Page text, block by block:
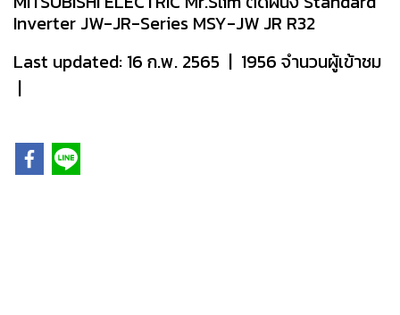
Inverter JW-JR-Series MSY-JW JR R32
Last updated: 16 ก.พ. 2565 | 1956 จำนวนผู้เข้าชม
|